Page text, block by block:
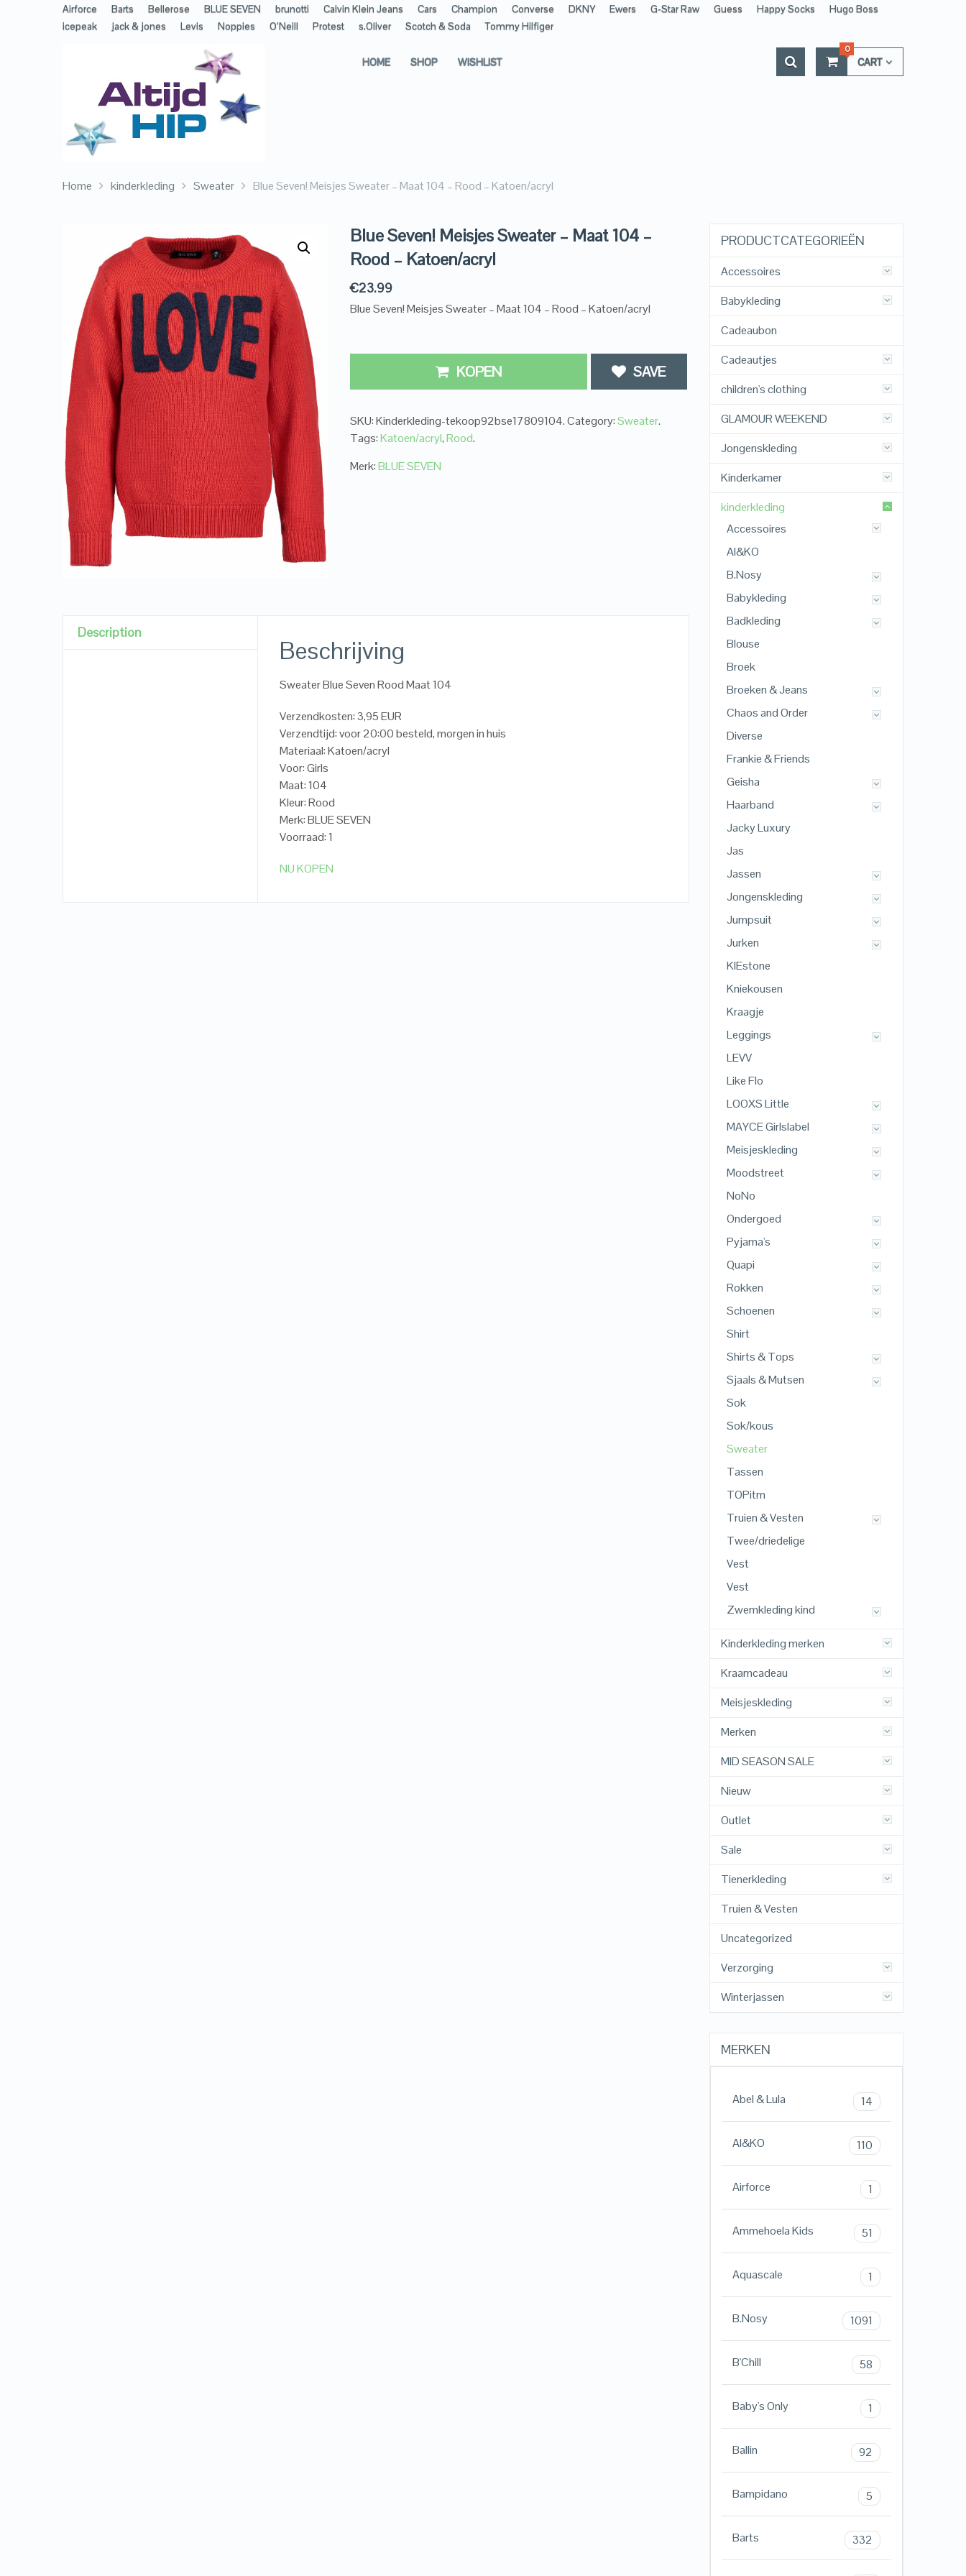
Airforce Barts Bellerose BLUE SEVEN brunotti Calvin Klein Jeans Cars Champion Converse DKNY Ewers G-Star Raw Guess Happy Socks
Hugo Boss
icepeak
jack & jones Levis Noppies O’Neill Protest s.Oliver Scotch & Soda Tommy Hilfiger
HOME SHOP WISHLIST CART
0
Home kinderkleding Sweater Blue Seven! Meisjes Sweater – Maat 104 – Rood – Katoen/acryl
Blue Seven! Meisjes Sweater – Maat 104 –
Rood – Katoen/acryl
€23.99
Blue Seven! Meisjes Sweater – Maat 104 – Rood – Katoen/acryl
KOPEN SAVE
SKU:Kinderkleding-tekoop92bse17809104.Category:Sweater.
Tags:Katoen/acryl,Rood.
Merk:BLUE SEVEN
Description
Beschrijving
Sweater Blue Seven Rood Maat 104
Verzendkosten: 3,95 EUR
Verzendtijd: voor 20:00 besteld, morgen in huis
Materiaal: Katoen/acryl
Voor: Girls
Maat: 104
Kleur: Rood
Merk: BLUE SEVEN
Voorraad: 1
NU KOPEN
PRODUCTCATEGORIEËN
Accessoires
Babykleding
Cadeaubon
Cadeautjes
children's clothing
GLAMOUR WEEKEND
Jongenskleding
Kinderkamer
kinderkleding
Accessoires
AI&KO
B.Nosy
Babykleding
Badkleding
Blouse
Broek
Broeken & Jeans
Chaos and Order
Diverse
Frankie & Friends
Geisha
Haarband
Jacky Luxury
Jas
Jassen
Jongenskleding
Jumpsuit
Jurken
KIEstone
Kniekousen
Kraagje
Leggings
LEVV
Like Flo
LOOXS Little
MAYCE Girlslabel
Meisjeskleding
Moodstreet
NoNo
Ondergoed
Pyjama's
Quapi
Rokken
Schoenen
Shirt
Shirts & Tops
Sjaals & Mutsen
Sok
Sok/kous
Sweater
Tassen
TOPitm
Truien & Vesten
Twee/driedelige
Vest
Vest
Zwemkleding kind
Kinderkleding merken
Kraamcadeau
Meisjeskleding
Merken
MID SEASON SALE
Nieuw
Outlet
Sale
Tienerkleding
Truien & Vesten
Uncategorized
Verzorging
Winterjassen
MERKEN
Abel & Lula 14
AI&KO 110
Airforce 1
Ammehoela Kids 51
Aquascale 1
B.Nosy 1091
B'Chill 58
Baby's Only 1
Ballin 92
Bampidano 5
Barts 332